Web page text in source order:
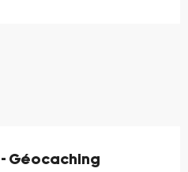
- Géocaching